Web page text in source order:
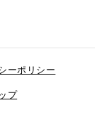
ーポリシー
プ